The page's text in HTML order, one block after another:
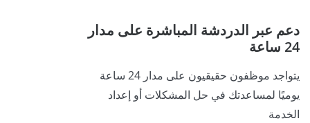
دعم عبر الدردشة المباشرة على مدار
24 ساعة
يتواجد موظفون حقيقيون على مدار 24 ساعة
يوميًا لمساعدتك في حل المشكلات أو إعداد
الخدمة